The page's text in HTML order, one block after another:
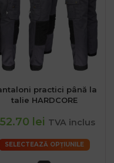
practici până la
talie HARDCORE
lei TVA inclus
SELECTEAZĂ OPȚIUNILE